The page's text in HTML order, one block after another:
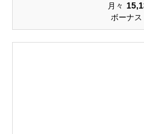
月々
ボーナス